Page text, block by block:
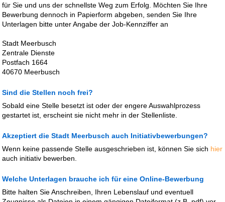
für Sie und uns der schnellste Weg zum Erfolg. Möchten Sie Ihre
Bewerbung dennoch in Papierform abgeben, senden Sie Ihre
Unterlagen bitte unter Angabe der Job-Kennziffer an
Stadt Meerbusch
Zentrale Dienste
Postfach 1664
40670 Meerbusch
Sind die Stellen noch frei?
Sobald eine Stelle besetzt ist oder der engere Auswahlprozess
gestartet ist, erscheint sie nicht mehr in der Stellenliste.
Akzeptiert die Stadt Meerbusch auch Initiativbewerbungen?
Wenn keine passende Stelle ausgeschrieben ist, können Sie sich hier
auch initiativ bewerben.
Welche Unterlagen brauche ich für eine Online-Bewerbung
Bitte halten Sie Anschreiben, Ihren Lebenslauf und eventuell